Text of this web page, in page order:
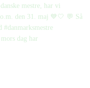
dag har